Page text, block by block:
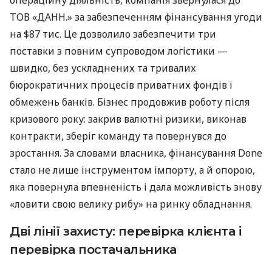
ТОВ «ДАНН.» за забезпеченням фінансування угоди
на $87 тис. Це дозволило забезпечити три
поставки з повним супроводом логістики —
швидко, без ускладнених та тривалих
бюрократичних процесів приватних фондів і
обмежень банків. Бізнес продовжив роботу після
кризового року: закрив валютні ризики, виконав
контракти, зберіг команду та повернувся до
зростання. За словами власника, фінансування Done
стало не лише інструментом імпорту, а й опорою,
яка повернула впевненість і дала можливість знову
«ловити свою велику рибу» на ринку обладнання.
Дві лінії захисту: перевірка клієнта і
перевірка постачальника